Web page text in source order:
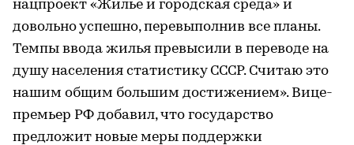
нацпроект «Жилье и городская среда» и
довольно успешно, перевыполнив все планы.
Темпы ввода жилья превысили в переводе на
душу населения статистику СССР. Считаю это
нашим общим большим достижением». Вице-
премьер РФ добавил, что государство
предложит новые меры поддержки